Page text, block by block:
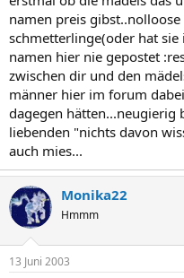
namen preis
schmetterlinge(oder hat
namen hier nie gepostet
zwischen dir und den
männer hier im forum
dagegen hätten...neugierig
liebenden "nichts davon
auch mies...
Monika22
Hmmm
13 Juni 2003